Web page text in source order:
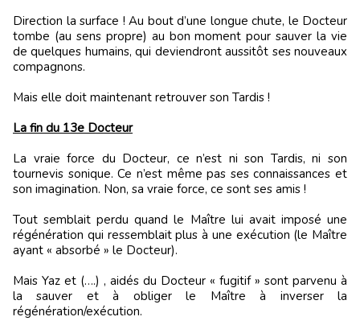
Direction la surface ! Au bout d’une longue chute, le Docteur
tombe (au sens propre) au bon moment pour sauver la vie
de quelques humains, qui deviendront aussitôt ses nouveaux
compagnons.
Mais elle doit maintenant retrouver son Tardis !
La fin du 13e Docteur
La vraie force du Docteur, ce n’est ni son Tardis, ni son
tournevis sonique. Ce n’est même pas ses connaissances et
son imagination. Non, sa vraie force, ce sont ses amis !
Tout semblait perdu quand le Maître lui avait imposé une
régénération qui ressemblait plus à une exécution (le Maître
ayant « absorbé » le Docteur).
Mais Yaz et (….) , aidés du Docteur « fugitif » sont parvenu à
la sauver et à obliger le Maître à inverser la
régénération/exécution.